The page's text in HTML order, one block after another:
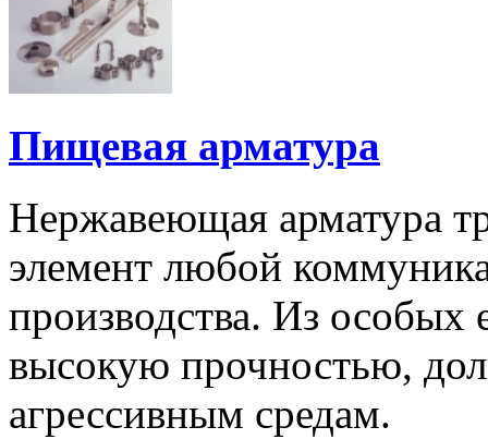
Пищевая арматура
Нержавеющая арматура
элемент любой
производства. Из
высокую прочностью,
агрессивным средам.